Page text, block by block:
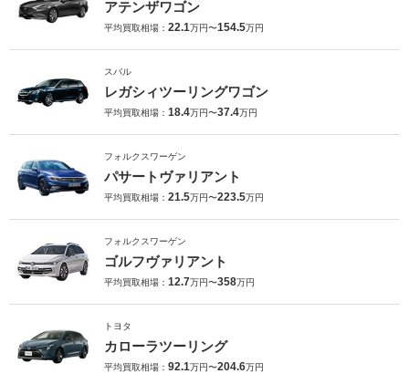
アテンザワゴン
平均買取相場： 22.1万円〜154.5万円
スバル
レガシィツーリングワゴン
平均買取相場： 18.4万円〜37.4万円
フォルクスワーゲン
パサートヴァリアント
平均買取相場： 21.5万円〜223.5万円
フォルクスワーゲン
ゴルフヴァリアント
平均買取相場： 12.7万円〜358万円
トヨタ
カローラツーリング
平均買取相場： 92.1万円〜204.6万円